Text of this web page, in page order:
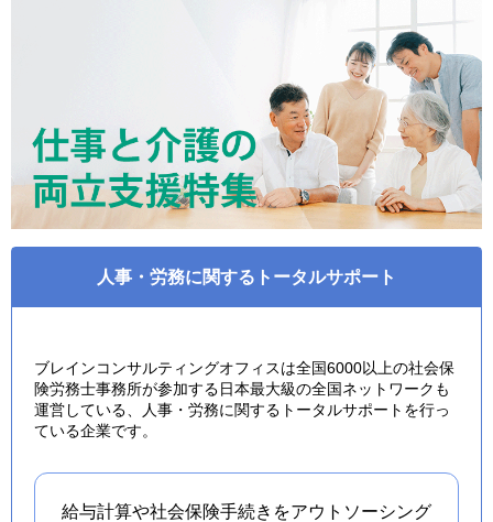
人事・労務に関するトータルサポート
ブレインコンサルティングオフィスは全国6000以上の社会保
険労務士事務所が参加する日本最大級の全国ネットワークも
運営している、人事・労務に関するトータルサポートを行っ
ている企業です。
給与計算や社会保険手続きをアウトソーシング